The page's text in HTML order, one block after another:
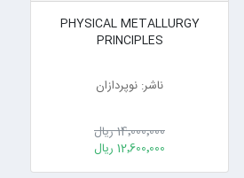
PHYSICAL METALLURGY
PRINCIPLES
ناشر: نوپردازان
14٬000٬000 ریال
12٬600٬000 ریال